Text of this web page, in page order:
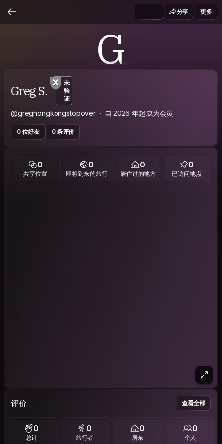
分享 更多
G
Greg S.
未
验
证
@greghongkongstopover 自 2026 年起成为会员
0 位好友 0 条评价
0
共享位置
0
即将到来的旅行
0
居住过的地方
0
已访问地点
评价 查看全部
0
总计
0
旅行者
0
房东
0
个人